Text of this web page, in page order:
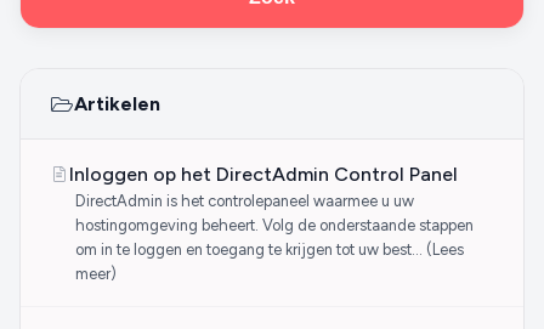
Artikelen
Inloggen op het DirectAdmin Control Panel
DirectAdmin is het controlepaneel waarmee u uw
hostingomgeving beheert. Volg de onderstaande stappen
om in te loggen en toegang te krijgen tot uw best… (Lees
meer)